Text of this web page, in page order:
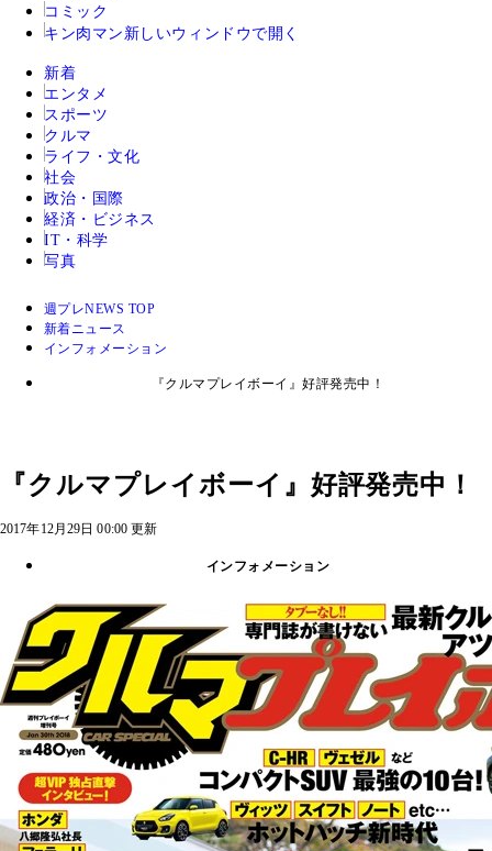
コミック
キン肉マン 新しいウィンドウで開く
新着
エンタメ
スポーツ
クルマ
ライフ・文化
社会
政治・国際
経済・ビジネス
IT・科学
写真
週プレNEWS TOP
新着ニュース
インフォメーション
『クルマプレイボーイ』好評発売中！
『クルマプレイボーイ』好評発売中！
2017年12月29日 00:00 更新
インフォメーション